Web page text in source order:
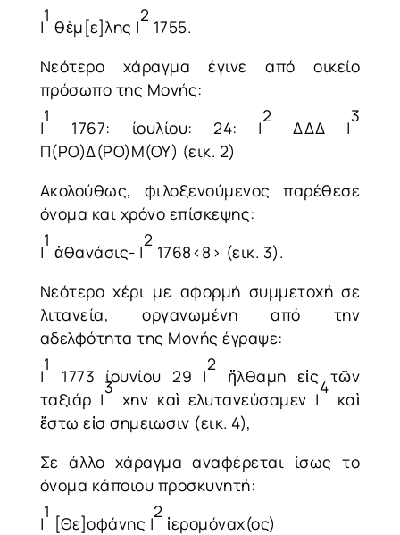
|
1
θὲμ[ε]λης |
2
1755.
Νεότερο χάραγμα έγινε από οικείο
πρόσωπο της Μονής:
|
1
1767: ίουλίου: 24: |
2
ΔΔΔ |
3
Π(ΡΟ)Δ(ΡΟ)Μ(ΟΥ) (εικ. 2)
Ακολούθως, φιλοξενούμενος παρέθεσε
όνομα και χρόνο επίσκεψης:
|
1
ἀθανάσις- |
2
1768<8> (εικ. 3).
Νεότερο χέρι με αφορμή συμμετοχή σε
λιτανεία, οργανωμένη από την
αδελφότητα της Μονής έγραψε:
|
1
1773 ίουνίου 29 |
2
ἤλθαμη εἰς τῶν
ταξιάρ |
3
χην καὶ ελυτανεύσαμεν |
4
καὶ
ἔστω εἰσ σημειωσιν (εικ. 4),
Σε άλλο χάραγμα αναφέρεται ίσως το
όνομα κάποιου προσκυνητή:
|
1
[Θε]οφάνης |
2
ἰερομόναχ(ος)